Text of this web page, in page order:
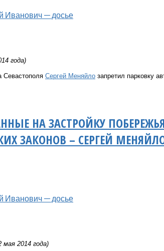
Иванович — досье
года)
Севастополя Сергей Меняйло запретил парковку
НА ЗАСТРОЙКУ
ЗАКОНОВ – СЕРГЕЙ
Иванович — досье
2014 года)